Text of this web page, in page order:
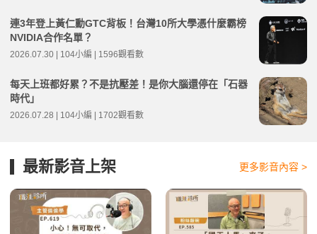
連3年登上黃仁勳GTC背板！台灣10所大學憑什麼霸榜
NVIDIA合作名單？
2026.07.30 | 104小編 | 1596觀看數
每天上班都好累？不是抗壓差！是你大腦還停在「石器
時代」
2026.07.28 | 104小編 | 1702觀看數
最新影音上架 更多影音內容 >